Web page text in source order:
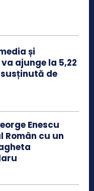
și
ajunge la 5,22
de
Enescu
Român cu un